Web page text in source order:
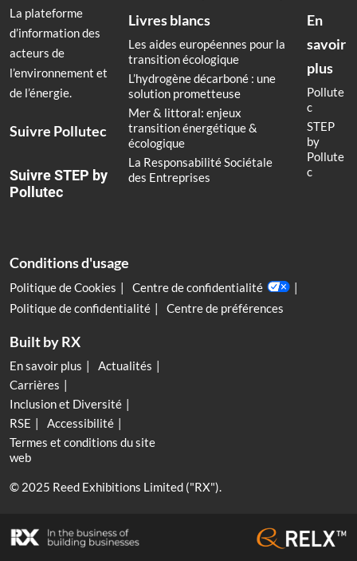
La plateforme
d’information des
acteurs de
l’environnement et
de l’énergie.
Suivre Pollutec
Suivre STEP by
Pollutec
Livres blancs
Les aides européennes pour la
transition écologique
L’hydrogène décarboné : une
solution prometteuse
Mer & littoral: enjeux
transition énergétique &
écologique
La Responsabilité Sociétale
des Entreprises
En
savoir
plus
Pollute
c
STEP
by
Pollute
c
Conditions d'usage
Politique de Cookies
Centre de confidentialité
Politique de confidentialité
Centre de préférences
Built by RX
En savoir plus
Actualités
Carrières
Inclusion et Diversité
RSE
Accessibilité
Termes et conditions du site
web
© 2025 Reed Exhibitions Limited ("RX").